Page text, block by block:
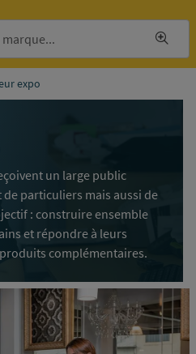
expo
un large public
particuliers mais aussi de
: construire ensemble
et répondre à leurs
complémentaires.